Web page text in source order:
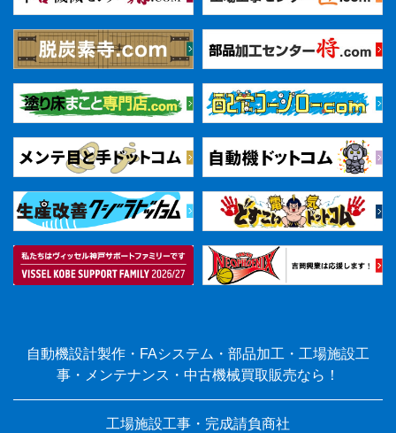
自動機設計製作・FAシステム・部品加工・工場施設工
事・メンテナンス・中古機械買取販売なら！
工場施設工事・完成請負商社